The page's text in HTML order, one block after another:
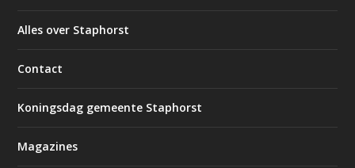
Alles over Staphorst
Contact
Koningsdag gemeente Staphorst
Magazines